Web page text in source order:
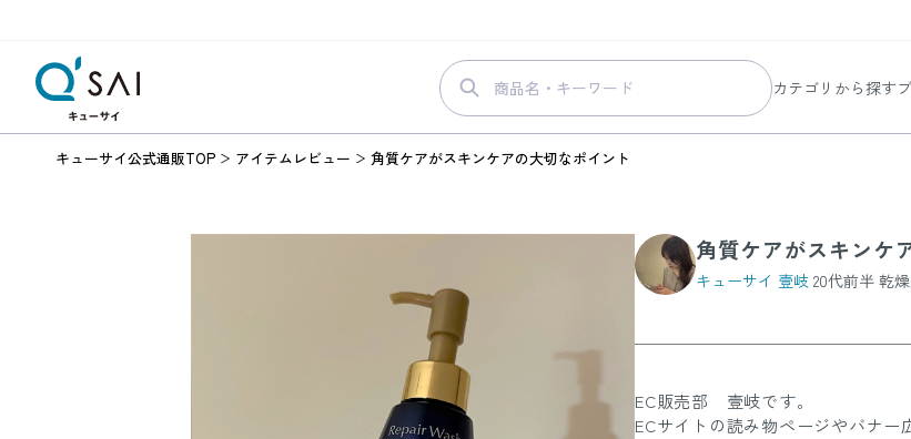
カテゴリから探す
ヘルスケア
美容・健康グッズ
キューサイ公式通販TOP アイテムレビュー 角質ケアがスキンケアの大切なポイント
角質ケアがスキンケ
キューサイ 壹岐 20代前半 乾
EC販売部 壹岐です。
ECサイトの読み物ページやバナー